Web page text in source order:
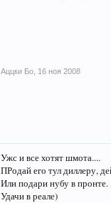
Аццки Бо 16 ноя 2008
Ужс и все хотят шмота....
ПРодай его тул диллеру,
Или подари нубу в пронте.
Удачи в реале)